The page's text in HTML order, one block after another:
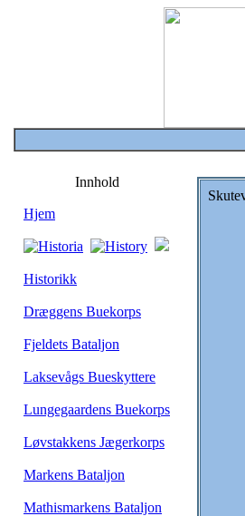
Innhold
Hjem
Historikk
Dræggens Buekorps
Fjeldets Bataljon
Laksevågs Bueskyttere
Lungegaardens Buekorps
Løvstakkens Jægerkorps
Markens Bataljon
Mathismarkens Bataljon